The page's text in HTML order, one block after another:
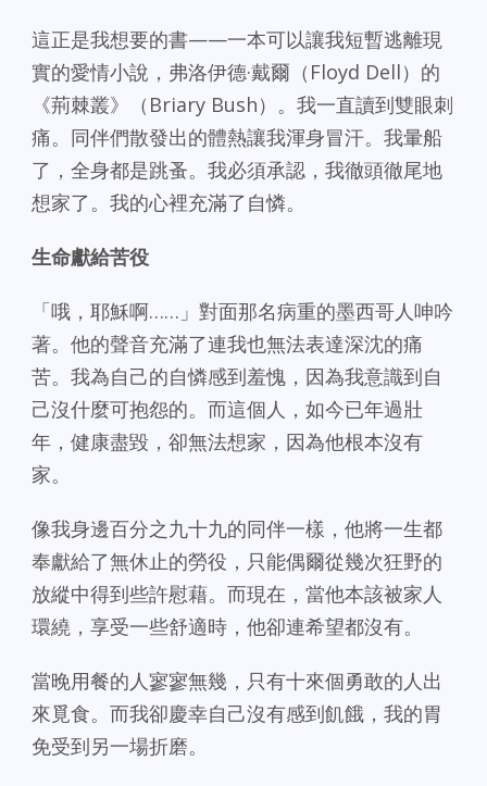
這正是我想要的書——一本可以讓我短暫逃離現
實的愛情小說，弗洛伊德·戴爾（Floyd Dell）的
《荊棘叢》（Briary Bush）。我一直讀到雙眼刺
痛。同伴們散發出的體熱讓我渾身冒汗。我暈船
了，全身都是跳蚤。我必須承認，我徹頭徹尾地
想家了。我的心裡充滿了自憐。
生命獻給苦役
「哦，耶穌啊……」對面那名病重的墨西哥人呻吟
著。他的聲音充滿了連我也無法表達深沈的痛
苦。我為自己的自憐感到羞愧，因為我意識到自
己沒什麼可抱怨的。而這個人，如今已年過壯
年，健康盡毀，卻無法想家，因為他根本沒有
家。
像我身邊百分之九十九的同伴一樣，他將一生都
奉獻給了無休止的勞役，只能偶爾從幾次狂野的
放縱中得到些許慰藉。而現在，當他本該被家人
環繞，享受一些舒適時，他卻連希望都沒有。
當晚用餐的人寥寥無幾，只有十來個勇敢的人出
來覓食。而我卻慶幸自己沒有感到飢餓，我的胃
免受到另一場折磨。